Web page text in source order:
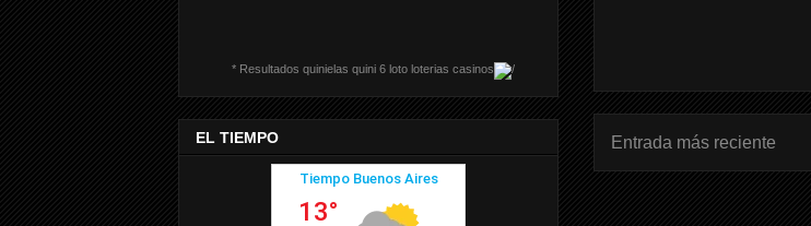
Entrada más reciente
* Resultados quinielas quini 6 loto loterias casinos
EL TIEMPO